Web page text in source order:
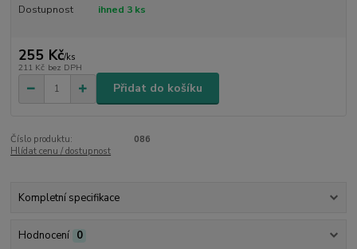
Dostupnost ihned 3 ks
255 Kč/ks
211 Kč bez DPH
Přidat do košíku
Číslo produktu:
086
Hlídat cenu / dostupnost
Kompletní specifikace
Hodnocení 0